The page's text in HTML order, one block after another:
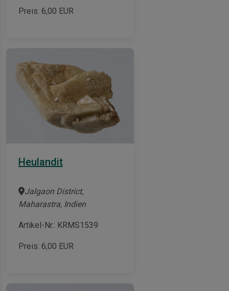
Preis: 6,00 EUR
Heulandit
Jalgaon District,
Maharastra, Indien
Artikel-Nr.: KRMS1539
Preis: 6,00 EUR